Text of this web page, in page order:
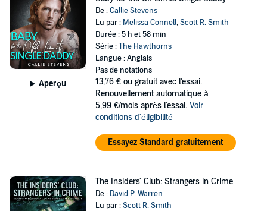
Aperçu
De :Callie Stevens
Lu par : Melissa Connell,Scott R. Smith
Durée : 5 h et 58 min
Série :The Hawthorns
Langue : Anglais
Pas de notations
13,76 € ou gratuit avec l'essai.
Renouvellement automatique à
5,99 €/mois après l'essai. Voir
conditions d'éligibilité
Essayez Standard gratuitement
The Insiders' Club: Strangers in Crime
De : David P. Warren
Lu par :Scott R. Smith